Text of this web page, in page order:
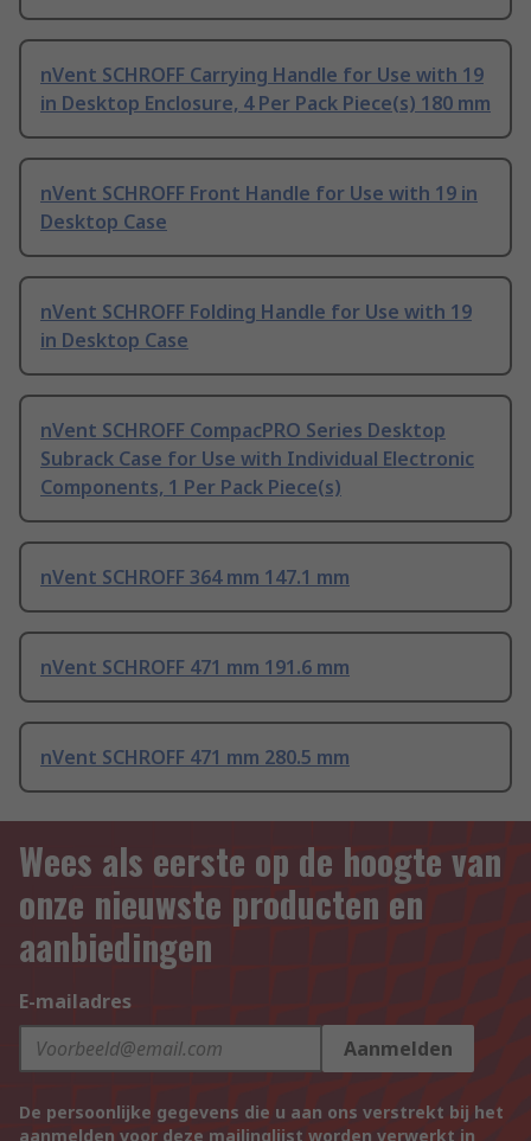
nVent SCHROFF Carrying Handle for Use with 19
in Desktop Enclosure, 4 Per Pack Piece(s) 180 mm
nVent SCHROFF Front Handle for Use with 19 in
Desktop Case
nVent SCHROFF Folding Handle for Use with 19
in Desktop Case
nVent SCHROFF CompacPRO Series Desktop
Subrack Case for Use with Individual Electronic
Components, 1 Per Pack Piece(s)
nVent SCHROFF 364 mm 147.1 mm
nVent SCHROFF 471 mm 191.6 mm
nVent SCHROFF 471 mm 280.5 mm
Wees als eerste op de hoogte van
onze nieuwste producten en
aanbiedingen
E-mailadres
Aanmelden
De persoonlijke gegevens die u aan ons verstrekt bij het
aanmelden voor deze mailinglijst worden verwerkt in